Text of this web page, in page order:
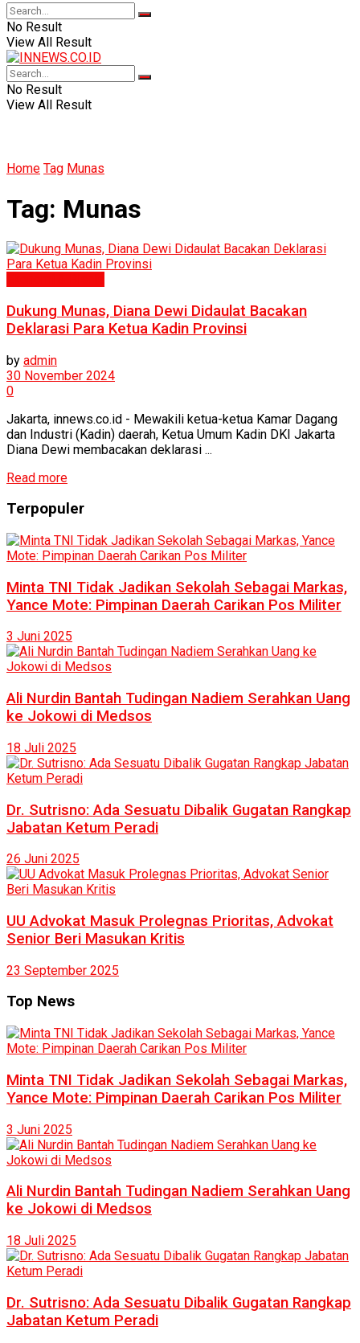
No Result
View All Result
No Result
View All Result
Home Tag Munas
Tag: Munas
Dukung Munas, Diana Dewi Didaulat Bacakan
Deklarasi Para Ketua Kadin Provinsi
by admin
30 November 2024
0
Jakarta, innews.co.id - Mewakili ketua-ketua Kamar Dagang
dan Industri (Kadin) daerah, Ketua Umum Kadin DKI Jakarta
Diana Dewi membacakan deklarasi ...
Read more
Terpopuler
Minta TNI Tidak Jadikan Sekolah Sebagai Markas,
Yance Mote: Pimpinan Daerah Carikan Pos Militer
3 Juni 2025
Ali Nurdin Bantah Tudingan Nadiem Serahkan Uang
ke Jokowi di Medsos
18 Juli 2025
Dr. Sutrisno: Ada Sesuatu Dibalik Gugatan Rangkap
Jabatan Ketum Peradi
26 Juni 2025
UU Advokat Masuk Prolegnas Prioritas, Advokat
Senior Beri Masukan Kritis
23 September 2025
Top News
Minta TNI Tidak Jadikan Sekolah Sebagai Markas,
Yance Mote: Pimpinan Daerah Carikan Pos Militer
3 Juni 2025
Ali Nurdin Bantah Tudingan Nadiem Serahkan Uang
ke Jokowi di Medsos
18 Juli 2025
Dr. Sutrisno: Ada Sesuatu Dibalik Gugatan Rangkap
Jabatan Ketum Peradi